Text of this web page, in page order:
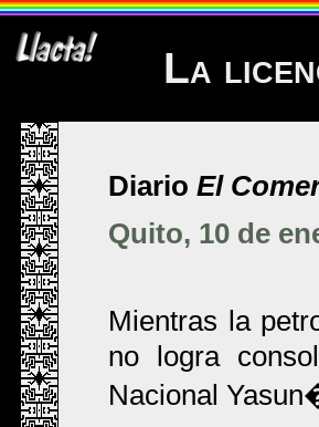
La
Diario El
Quito, 10 de
Mientras la
no logra
Nacional